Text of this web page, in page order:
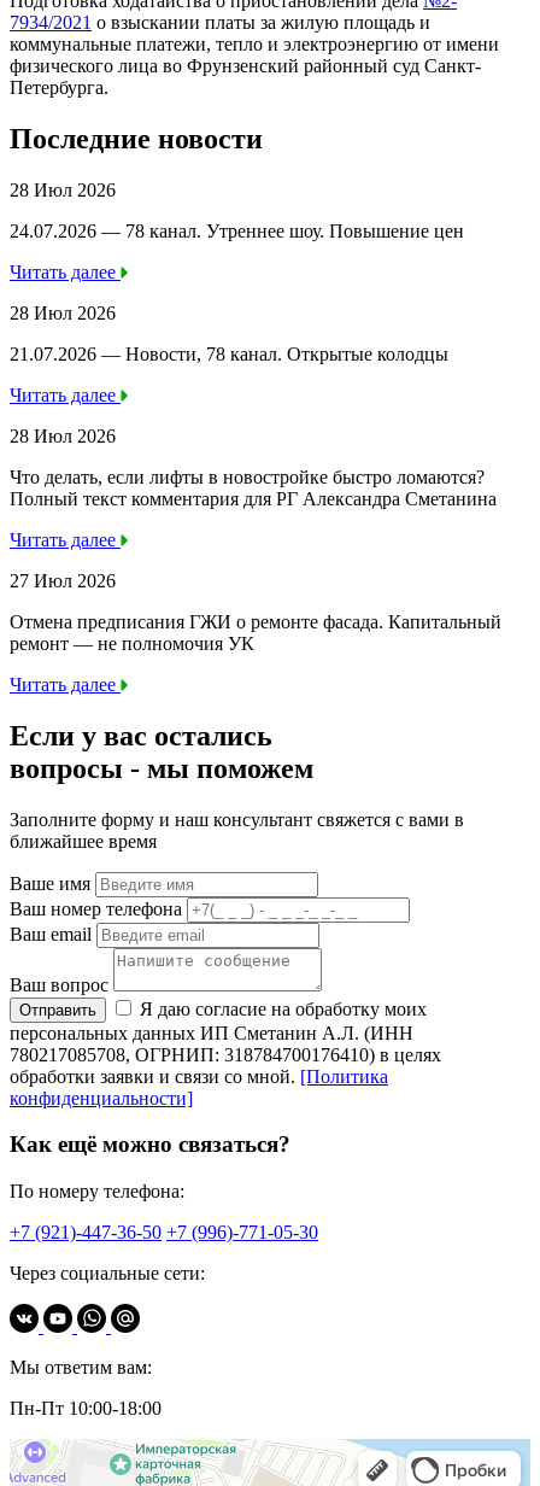
7934/2021 о взыскании платы за жилую площадь и
коммунальные платежи, тепло и электроэнергию от имени
физического лица во Фрунзенский районный суд Санкт-
Петербурга.
Последние новости
28 Июл 2026
24.07.2026 — 78 канал. Утреннее шоу. Повышение цен
Читать далее
28 Июл 2026
21.07.2026 — Новости, 78 канал. Открытые колодцы
Читать далее
28 Июл 2026
Что делать, если лифты в новостройке быстро ломаются?
Полный текст комментария для РГ Александра Сметанина
Читать далее
27 Июл 2026
Отмена предписания ГЖИ о ремонте фасада. Капитальный
ремонт — не полномочия УК
Читать далее
Если у вас остались
вопросы - мы поможем
Заполните форму и наш консультант свяжется с вами в
ближайшее время
Ваше имя
Ваш номер телефона
Ваш email
Ваш вопрос
Отправить
Я даю согласие на обработку моих
персональных данных ИП Сметанин А.Л. (ИНН
780217085708, ОГРНИП: 318784700176410) в целях
обработки заявки и связи со мной. [Политика
конфиденциальности]
Как ещё можно связаться?
По номеру телефона:
+7 (921)-447-36-50 +7 (996)-771-05-30
Через социальные сети:
Мы ответим вам:
Пн-Пт 10:00-18:00